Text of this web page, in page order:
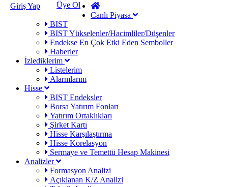
Giriş Yap
Üye Ol
Canlı Piyasa
BIST
BIST Yükselenler/Hacimliler/Düşenler
Endekse En Çok Etki Eden Semboller
Haberler
İzlediklerim
Listelerim
Alarmlarım
Hisse
BIST Endeksler
Borsa Yatırım Fonları
Yatırım Ortaklıkları
Şirket Kartı
Hisse Karşılaştırma
Hisse Korelasyon
Sermaye ve Temettü Hesap Makinesi
Analizler
Formasyon Analizi
Açıklanan K/Z Analizi